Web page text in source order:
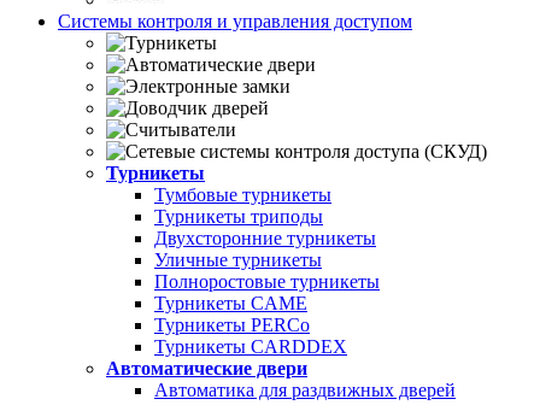
Системы контроля и управления доступом
Турникеты
Тумбовые турникеты
Турникеты триподы
Двухсторонние турникеты
Уличные турникеты
Полноростовые турникеты
Турникеты CAME
Турникеты PERCo
Турникеты CARDDEX
Автоматические двери
Автоматика для раздвижных дверей